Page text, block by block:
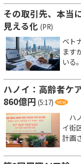
その取引先、本当
見える化 (PR)
ベト
ます
いる
ハノイ：高齢者ケ
860億円 (5:17)
ハ
イ街
計画